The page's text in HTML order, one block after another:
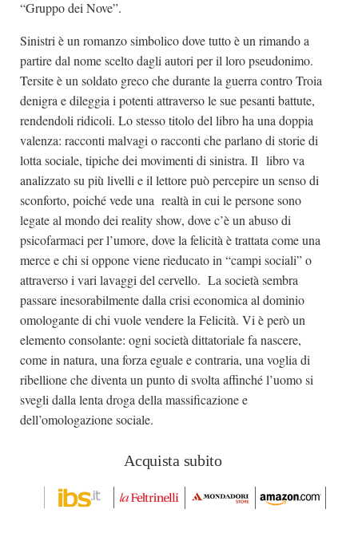
“Gruppo dei Nove”.
Sinistri è un romanzo simbolico dove tutto è un rimando a
partire dal nome scelto dagli autori per il loro pseudonimo.
Tersite è un soldato greco che durante la guerra contro Troia
denigra e dileggia i potenti attraverso le sue pesanti battute,
rendendoli ridicoli. Lo stesso titolo del libro ha una doppia
valenza: racconti malvagi o racconti che parlano di storie di
lotta sociale, tipiche dei movimenti di sinistra. Il libro va
analizzato su più livelli e il lettore può percepire un senso di
sconforto, poiché vede una realtà in cui le persone sono
legate al mondo dei reality show, dove c’è un abuso di
psicofarmaci per l’umore, dove la felicità è trattata come una
merce e chi si oppone viene rieducato in “campi sociali” o
attraverso i vari lavaggi del cervello. La società sembra
passare inesorabilmente dalla crisi economica al dominio
omologante di chi vuole vendere la Felicità. Vi è però un
elemento consolante: ogni società dittatoriale fa nascere,
come in natura, una forza eguale e contraria, una voglia di
ribellione che diventa un punto di svolta affinché l’uomo si
svegli dalla lenta droga della massificazione e
dell’omologazione sociale.
Acquista subito